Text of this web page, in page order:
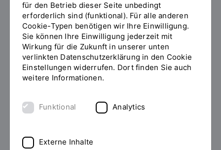
Sie
befinden
sich
auf
der
Seite
"How-
Services How-To
HOW-TO
Organisatorisches an der
Digital Sciences
für den Betrieb dieser Seite unbedingt
erforderlich sind (funktional). Für alle anderen
Cookie-Typen benötigen wir Ihre Einwilligung.
Sie können Ihre Einwilligung jederzeit mit
Wirkung für die Zukunft in unserer unten
verlinkten Datenschutzerklärung in den Cookie
Einstellungen widerrufen. Dort finden Sie auch
weitere Informationen.
Funktional Analytics
Externe Inhalte